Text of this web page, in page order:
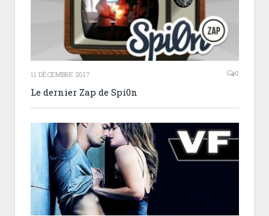
11 DÉCEMBRE 2017 0
Le dernier Zap de Spi0n